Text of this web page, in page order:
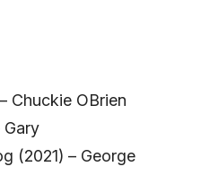
Chuckie OBrien
Gary
(2021) – George